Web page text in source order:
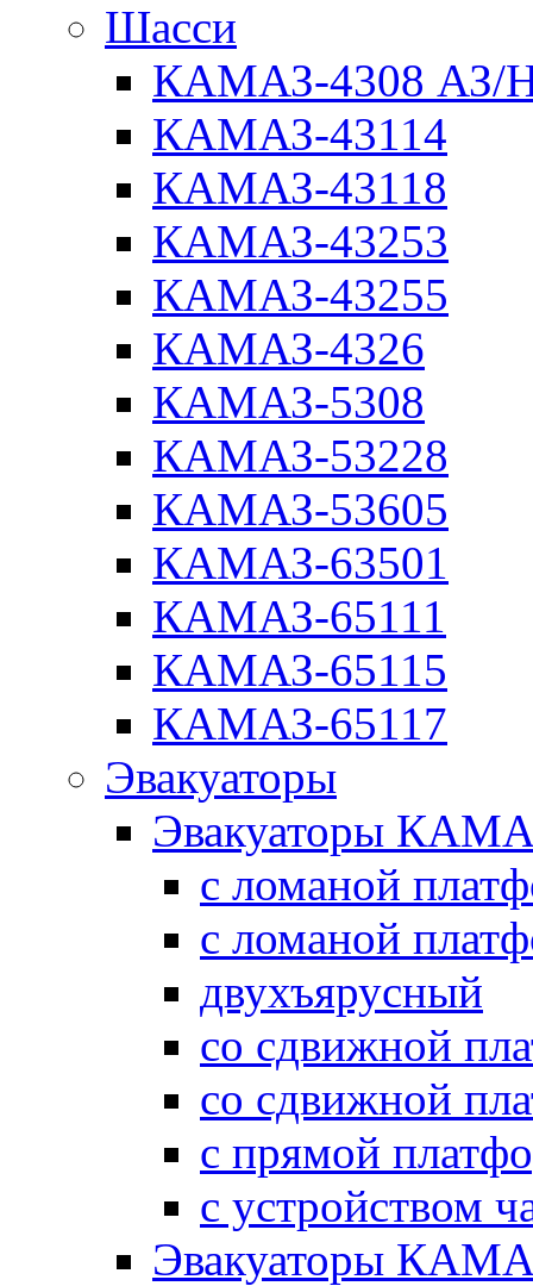
Шасси
КАМАЗ-4308 АЗ/
КАМАЗ-43114
КАМАЗ-43118
КАМАЗ-43253
КАМАЗ-43255
КАМАЗ-4326
КАМАЗ-5308
КАМАЗ-53228
КАМАЗ-53605
КАМАЗ-63501
КАМАЗ-65111
КАМАЗ-65115
КАМАЗ-65117
Эвакуаторы
Эвакуаторы
с ломаной
с ломаной
двухъярусный
со сдвижной
со сдвижной
с прямой
с устройством
Эвакуаторы